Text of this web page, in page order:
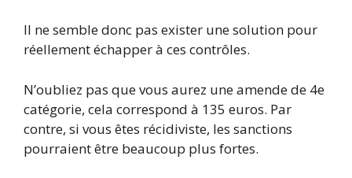
Il ne semble donc pas exister une solution pour
réellement échapper à ces contrôles.
N’oubliez pas que vous aurez une amende de 4e
catégorie, cela correspond à 135 euros. Par
contre, si vous êtes récidiviste, les sanctions
pourraient être beaucoup plus fortes.